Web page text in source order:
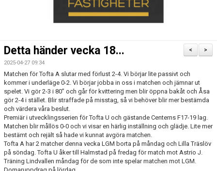
LEDARE / TRUPP
BILDGALLERI
DOKUMENT
>
<
Detta händer vecka 18...
2025-04-27 09:34
Matchen för Tofta A slutar med förlust 2-4. Vi börjar lite passivt och
kommer i underläge 0-2. Vi börjar jobba in oss i matchen och jämnar ut
spelet. Vi gör 2-3 i 80” och går för kvittering men blir öppna bakåt och Åsa
gör 2-4 i stället. Blir straffade på misstag, så vi behöver blir mer bestämda
och värdera våra beslut.
Premiär i utvecklingsserien för Tofta U och gästande Centerns F17-19 lag.
Matchen blir mållös 0-0 och vi visar en härlig inställning och glädje. Lite mer
bestämt och rejält så hade vi kunnat avgöra matchen.
Tofta A har 2 matcher denna vecka LGM borta på måndag och Lilla Träslöv
på söndag. Tofta U åker till Halmstad på fredag för match mot Astrio J.
Träning Lindvallen måndag för de som inte spelar matchen mot LGM.